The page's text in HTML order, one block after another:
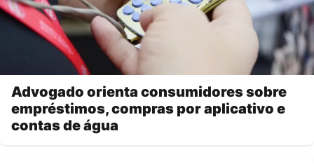
Advogado orienta consumidores sobre
empréstimos, compras por aplicativo e
contas de água